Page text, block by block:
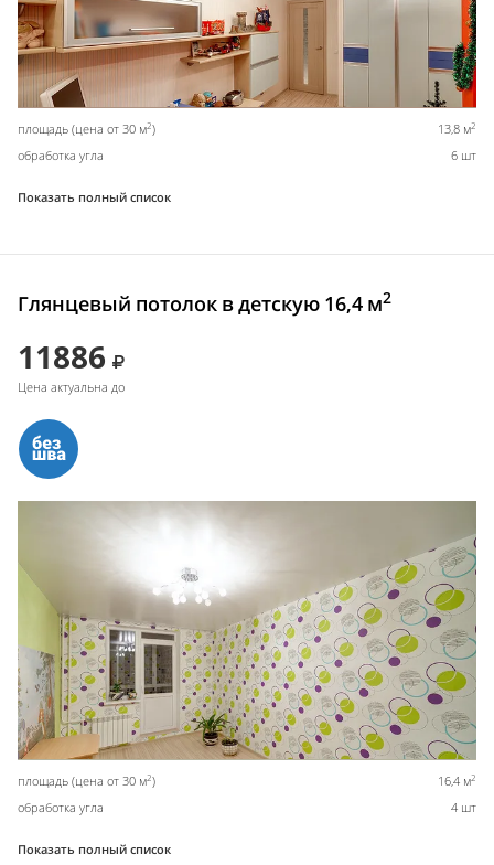
площадь (цена от 30 м2) 13,8 м2
обработка угла 6 шт
Показать полный список
Глянцевый потолок в детскую 16,4 м2
11886
Цена актуальна до
площадь (цена от 30 м2) 16,4 м2
обработка угла 4 шт
Показать полный список